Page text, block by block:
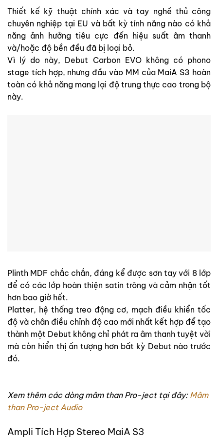
Thiết kế kỹ thuật chính xác và tay nghề thủ công
chuyên nghiệp tại EU và bất kỳ tính năng nào có khả
năng ảnh hưởng tiêu cực đến hiệu suất âm thanh
và/hoặc độ bền đều đã bị loại bỏ.
Vì lý do này, Debut Carbon EVO không có phono
stage tích hợp, nhưng đầu vào MM của MaiA S3 hoàn
toàn có khả năng mang lại độ trung thực cao trong bộ
này.
Plinth MDF chắc chắn, đáng kể được sơn tay với 8 lớp
để có các lớp hoàn thiện satin trông và cảm nhận tốt
hơn bao giờ hết.
Platter, hệ thống treo động cơ, mạch điều khiển tốc
độ và chân điều chỉnh độ cao mới nhất kết hợp để tạo
thành một Debut không chỉ phát ra âm thanh tuyệt vời
mà còn hiển thị ấn tượng hơn bất kỳ Debut nào trước
đó.
Xem thêm các dòng mâm than Pro-ject tại đây: Mâm
than Pro-ject Audio
Ampli Tích Hợp Stereo MaiA S3